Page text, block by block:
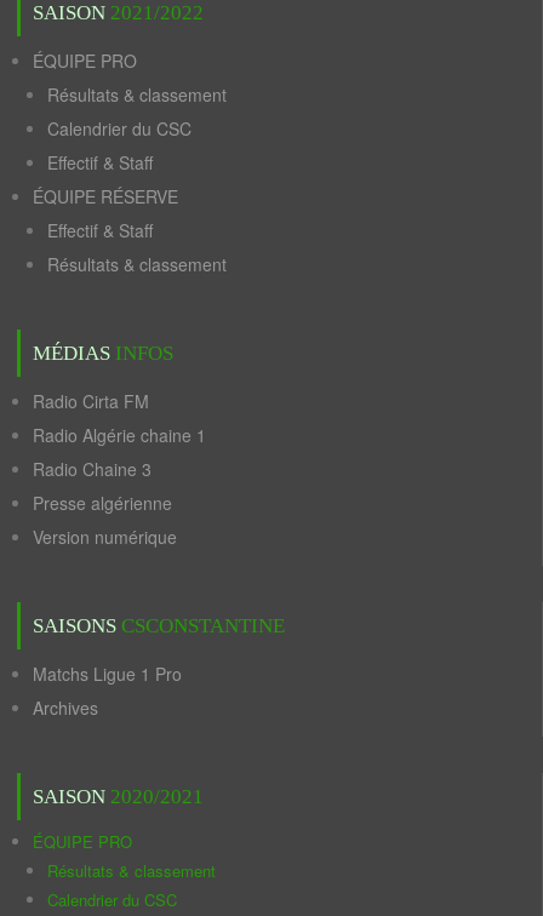
SAISON 2021/2022
ÉQUIPE PRO
Résultats & classement
Calendrier du CSC
Effectif & Staff
ÉQUIPE RÉSERVE
Effectif & Staff
Résultats & classement
MÉDIAS INFOS
Radio Cirta FM
Radio Algérie chaine 1
Radio Chaine 3
Presse algérienne
Version numérique
SAISONS CSCONSTANTINE
Matchs Ligue 1 Pro
Archives
SAISON 2020/2021
ÉQUIPE PRO
Résultats & classement
Calendrier du CSC